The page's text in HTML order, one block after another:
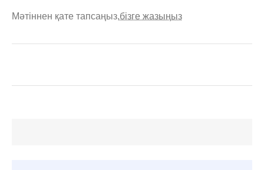
Мәтіннен қате тапсаңыз,бізге жазыңыз